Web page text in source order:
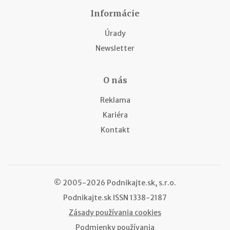
Informácie
Úrady
Newsletter
O nás
Reklama
Kariéra
Kontakt
© 2005-2026 Podnikajte.sk, s.r.o.
Podnikajte.sk ISSN 1338-2187
Zásady používania cookies
Podmienky používania